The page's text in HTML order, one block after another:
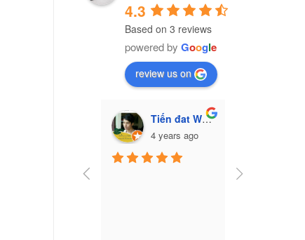
4.3
Based on 3 reviews
powered by Google
review us on
Tiến đat Wasabi (Cú mèo)
4 years ago
Công ty